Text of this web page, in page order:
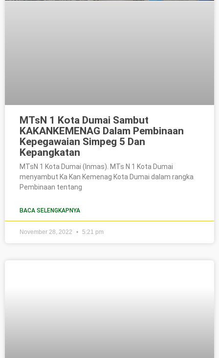
MTsN 1 Kota Dumai Sambut
KAKANKEMENAG Dalam Pembinaan
Kepegawaian Simpeg 5 Dan
Kepangkatan
MTsN 1 Kota Dumai (Inmas). MTs N 1 Kota Dumai
menyambut Ka Kan Kemenag Kota Dumai dalam rangka
Pembinaan tentang
BACA SELENGKAPNYA
November 28, 2022 5:21 pm